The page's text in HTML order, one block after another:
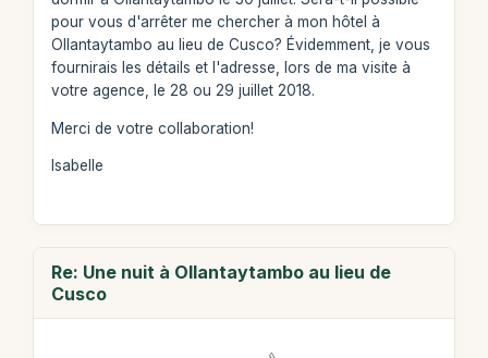
pour vous d'arrêter me chercher à mon hôtel à
Ollantaytambo au lieu de Cusco? Évidemment, je vous
fournirais les détails et l'adresse, lors de ma visite à
votre agence, le 28 ou 29 juillet 2018.
Merci de votre collaboration!
Isabelle
Re: Une nuit à Ollantaytambo au lieu de
Cusco